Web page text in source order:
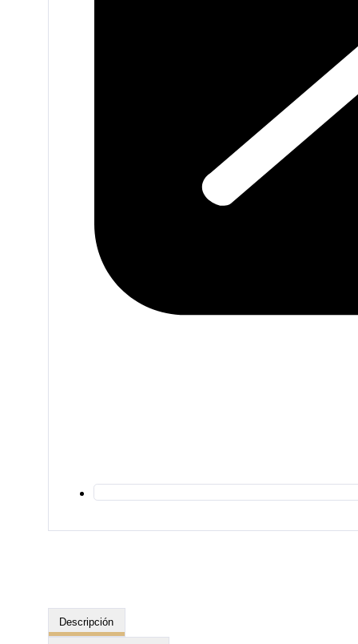
Descripción